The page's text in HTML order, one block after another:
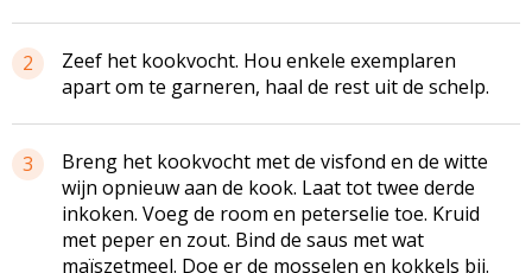
2
Zeef het kookvocht. Hou enkele exemplaren
apart om te garneren, haal de rest uit de schelp.
3
Breng het kookvocht met de visfond en de witte
wijn opnieuw aan de kook. Laat tot twee derde
inkoken. Voeg de room en peterselie toe. Kruid
met peper en zout. Bind de saus met wat
maïszetmeel. Doe er de mosselen en kokkels bij.